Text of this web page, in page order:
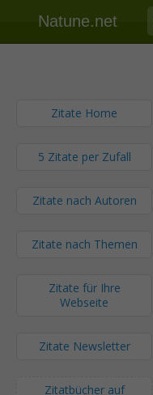
Natune.net
Zitate Home
5 Zitate per Zufall
Zitate nach Autoren
Zitate nach Themen
Zitate für Ihre
Webseite
Zitate Newsletter
Zitatbücher auf